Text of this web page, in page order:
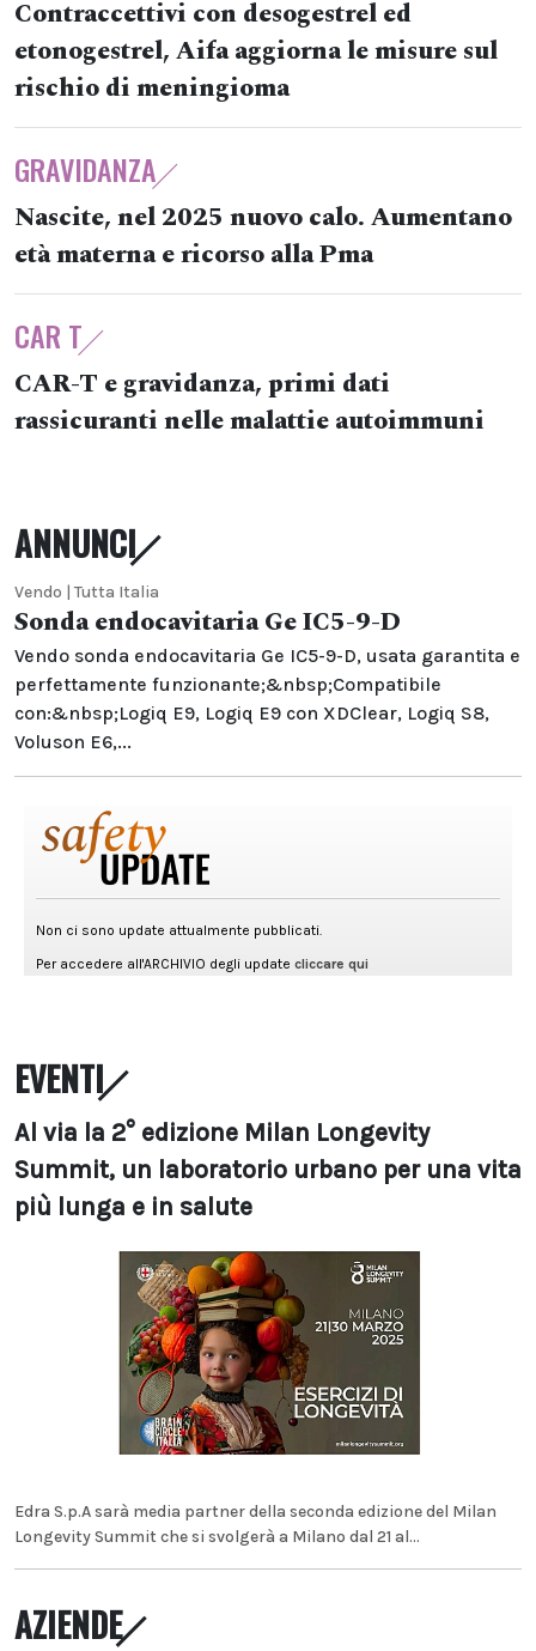
Contraccettivi con desogestrel ed
etonogestrel, Aifa aggiorna le misure sul
rischio di meningioma
GRAVIDANZA
Nascite, nel 2025 nuovo calo. Aumentano
età materna e ricorso alla Pma
CAR T
CAR-T e gravidanza, primi dati
rassicuranti nelle malattie autoimmuni
ANNUNCI
Vendo | Tutta Italia
Sonda endocavitaria Ge IC5-9-D
Vendo sonda endocavitaria Ge IC5-9-D, usata garantita e
perfettamente funzionante;&nbsp;Compatibile
con:&nbsp;Logiq E9, Logiq E9 con XDClear, Logiq S8,
Voluson E6,...
EVENTI
Al via la 2° edizione Milan Longevity
Summit, un laboratorio urbano per una vita
più lunga e in salute
Edra S.p.A sarà media partner della seconda edizione del Milan
Longevity Summit che si svolgerà a Milano dal 21 al...
AZIENDE